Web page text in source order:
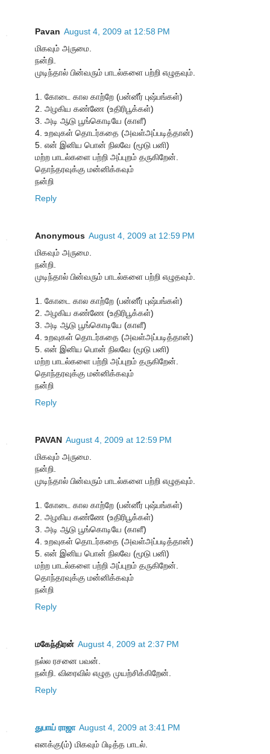
Pavan August 4, 2009 at 12:58 PM
மிகவும் அருமை.
நன்றி.
முடிந்தால் பின்வரும் பாடல்களை பற்றி எழுதவும்.
1. கோடை கால காற்றே (பன்னீர் புஷ்பங்கள்)
2. அழகிய கண்ணே (உதிரிபூக்கள்)
3. அடி ஆடு பூங்கொடியே (காளீ)
4. உறவுகள் தொடர்கதை (அவள்அப்படித்தான்)
5. என் இனிய பொன் நிலவே (மூடு பனி)
மற்ற பாடல்களை பற்றி அப்புறம் தருகிறேன்.
தொந்தரவுக்கு மன்னிக்கவும்
நன்றி
Reply
Anonymous August 4, 2009 at 12:59 PM
மிகவும் அருமை.
நன்றி.
முடிந்தால் பின்வரும் பாடல்களை பற்றி எழுதவும்.
1. கோடை கால காற்றே (பன்னீர் புஷ்பங்கள்)
2. அழகிய கண்ணே (உதிரிபூக்கள்)
3. அடி ஆடு பூங்கொடியே (காளீ)
4. உறவுகள் தொடர்கதை (அவள்அப்படித்தான்)
5. என் இனிய பொன் நிலவே (மூடு பனி)
மற்ற பாடல்களை பற்றி அப்புறம் தருகிறேன்.
தொந்தரவுக்கு மன்னிக்கவும்
நன்றி
Reply
PAVAN August 4, 2009 at 12:59 PM
மிகவும் அருமை.
நன்றி.
முடிந்தால் பின்வரும் பாடல்களை பற்றி எழுதவும்.
1. கோடை கால காற்றே (பன்னீர் புஷ்பங்கள்)
2. அழகிய கண்ணே (உதிரிபூக்கள்)
3. அடி ஆடு பூங்கொடியே (காளீ)
4. உறவுகள் தொடர்கதை (அவள்அப்படித்தான்)
5. என் இனிய பொன் நிலவே (மூடு பனி)
மற்ற பாடல்களை பற்றி அப்புறம் தருகிறேன்.
தொந்தரவுக்கு மன்னிக்கவும்
நன்றி
Reply
மகேந்திரன் August 4, 2009 at 2:37 PM
நல்ல ரசனை பவன்.
நன்றி. விரைவில் எழுத முயற்சிக்கிறேன்.
Reply
துபாய் ராஜா August 4, 2009 at 3:41 PM
எனக்கு(ம்) மிகவும் பிடித்த பாடல்.